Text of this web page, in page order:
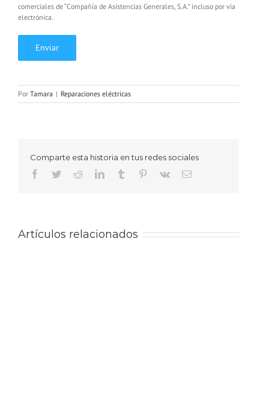
comerciales de “Compañía de Asistencias Generales, S.A.” incluso por vía
electrónica.
Por Tamara | Reparaciones eléctricas
Comparte esta historia en tus redes sociales
Facebook
TwitterRedditLinkedInTumblr Pinterest
Vk
Correo
Artículos relacionados